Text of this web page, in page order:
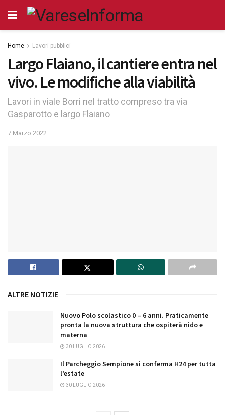
Home Lavori pubblici
Largo Flaiano, il cantiere entra nel
vivo. Le modifiche alla viabilità
Lavori in viale Borri nel tratto compreso tra via
Gasparotto e largo Flaiano
7 Marzo 2022
ALTRE NOTIZIE
Nuovo Polo scolastico 0 – 6 anni. Praticamente
pronta la nuova struttura che ospiterà nido e
materna
30 LUGLIO 2026
Il Parcheggio Sempione si conferma H24 per tutta
l’estate
30 LUGLIO 2026